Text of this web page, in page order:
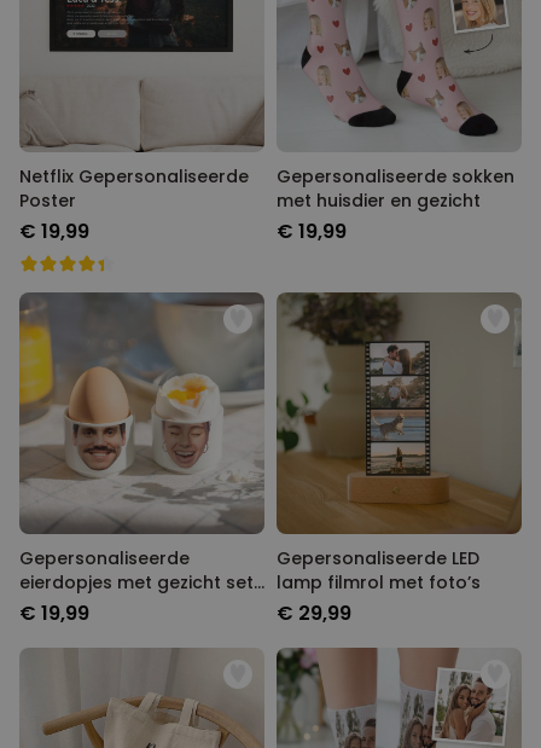
Netflix Gepersonaliseerde
Poster
€ 19,99
Gepersonaliseerde sokken
met huisdier en gezicht
€ 19,99
Gepersonaliseerde
eierdopjes met gezicht set
van twee
€ 19,99
Gepersonaliseerde LED
lamp filmrol met foto’s
€ 29,99